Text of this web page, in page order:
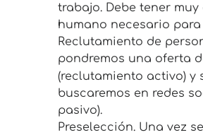
trabajo. Debe tener
humano necesario
Reclutamiento de
pondremos una oferta
(reclutamiento activo) y
buscaremos en redes
pasivo).
Preselección. Una vez